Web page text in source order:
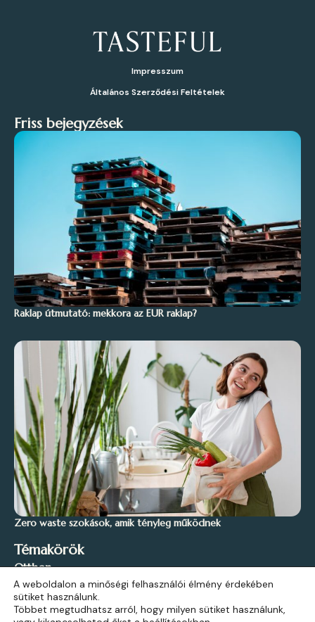
Impresszum
Általános Szerződési Feltételek
Friss bejegyzések
Raklap útmutató: mekkora az EUR raklap?
Zero waste szokások, amik tényleg működnek
Témakörök
Otthon
Stílus és Inspiráció
Kert és Szabadidő
A weboldalon a minőségi felhasználói élmény érdekében
sütiket használunk.
Többet megtudhatsz arról, hogy milyen sütiket használunk,